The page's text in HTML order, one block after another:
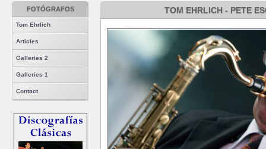
FOTÓGRAFOS
Tom Ehrlich
Articles
Galleries 2
Galleries 1
Contact
TOM EHRLICH - PETE